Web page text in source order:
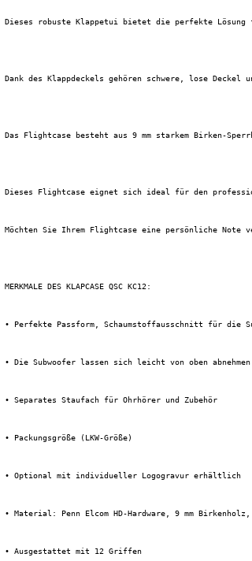
Dieses robuste Klappetui bietet die perfekte Lösung
Dank des Klappdeckels gehören schwere, lose
Das Flightcase besteht aus 9 mm starkem Birken-
Dieses Flightcase eignet sich ideal für den
Möchten Sie Ihrem Flightcase eine persönliche Note
MERKMALE DES KLAPCASE QSC KC12:
• Perfekte Passform, Schaumstoffausschnitt für die
• Die Subwoofer lassen sich leicht von oben abnehmen
• Separates Staufach für Ohrhörer und Zubehör
• Packungsgröße (LKW-Größe)
• Optional mit individueller Logogravur erhältlich
• Material: Penn Elcom HD-Hardware, 9 mm
• Ausgestattet mit 12 Griffen